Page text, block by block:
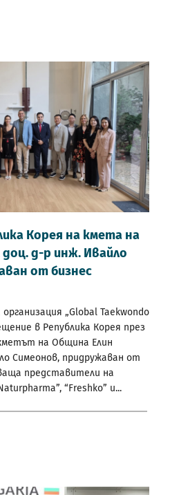
Корея на кметa на
д-р инж. Ивайло
от бизнес
„Global Taekwondo
в Република Корея през
на Община Елин
Симеонов, придружаван от
представители на
“Freshko” и...